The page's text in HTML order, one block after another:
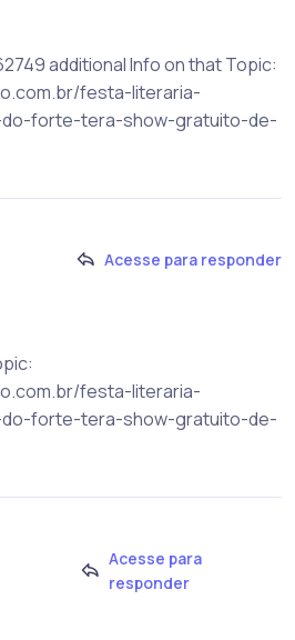
additional Info on that Topic:
festa-literaria-
forte-tera-show-gratuito-de-
Acesse para responder
festa-literaria-
forte-tera-show-gratuito-de-
Acesse para
responder